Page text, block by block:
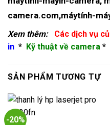
camera.com,máytính-
Xem thêm: Các dịch vụ
in * Kỹ thuật về camera *
SẢN PHẨM TƯƠNG TỰ
-20%